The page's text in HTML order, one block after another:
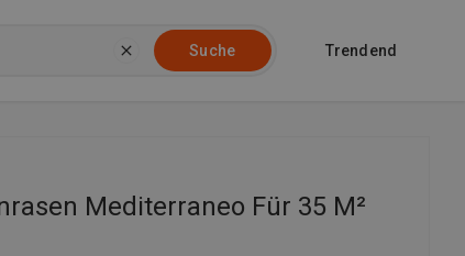
Suche Trendend
Mediterraneo Für 35 M²